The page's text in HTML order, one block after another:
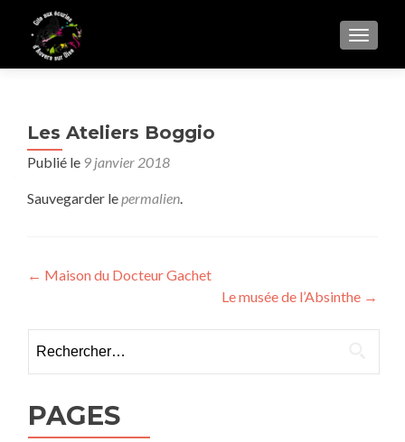
Les Ateliers Boggio
Publié le 9 janvier 2018
Sauvegarder lepermalien.
Navigation
l’article
← Maison du Docteur Gachet
Le musée de l’Absinthe →
PAGES